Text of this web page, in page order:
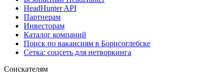
HeadHunter API
Партнерам
Инвесторам
Каталог компаний
Поиск по вакансиям в Борисоглебске
Сетка: соцсеть для нетворкинга
Соискателям